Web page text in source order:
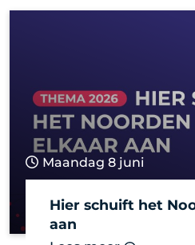
Maandag 8 juni
Hier schuift het
aan